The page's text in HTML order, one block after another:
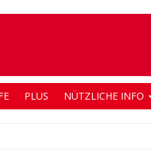
PLUS NÜTZLICHE INFO